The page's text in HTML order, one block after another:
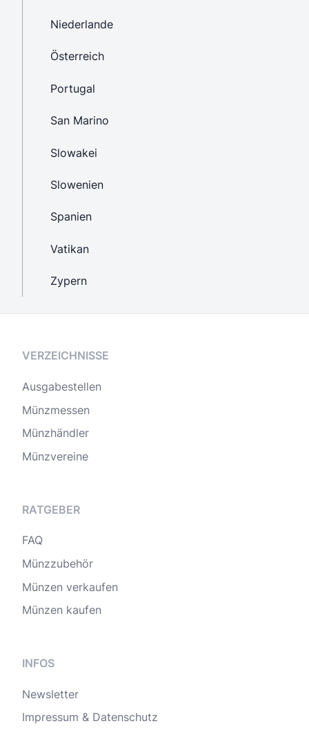
Niederlande
Österreich
Portugal
San Marino
Slowakei
Slowenien
Spanien
Vatikan
Zypern
VERZEICHNISSE
Ausgabestellen
Münzmessen
Münzhändler
Münzvereine
RATGEBER
FAQ
Münzzubehör
Münzen verkaufen
Münzen kaufen
INFOS
Newsletter
Impressum & Datenschutz